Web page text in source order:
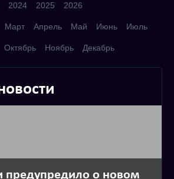
2024 2025 2026
Март Апрель Май Июнь Июль
Октябрь Ноябрь Декабрь
предупредило о новом